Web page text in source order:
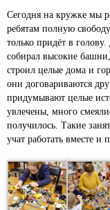
Сегодня на кружке мы
ребятам полную
только придёт в
собирал высокие
строил целые дома и
они договариваются
придумывают целые
увлечены, много
получилось. Такие
учат работать вместе и